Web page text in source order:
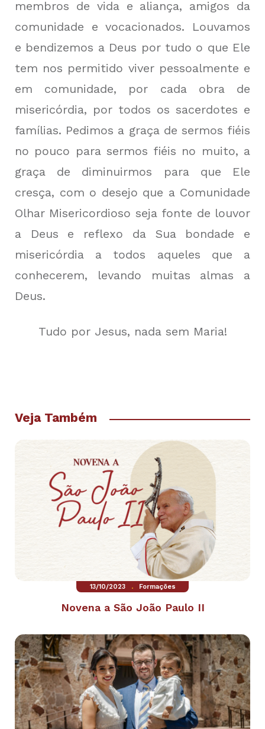
membros de vida e aliança, amigos da
comunidade e vocacionados. Louvamos
e bendizemos a Deus por tudo o que Ele
tem nos permitido viver pessoalmente e
em comunidade, por cada obra de
misericórdia, por todos os sacerdotes e
famílias. Pedimos a graça de sermos fiéis
no pouco para sermos fiéis no muito, a
graça de diminuirmos para que Ele
cresça, com o desejo que a Comunidade
Olhar Misericordioso seja fonte de louvor
a Deus e reflexo da Sua bondade e
misericórdia a todos aqueles que a
conhecerem, levando muitas almas a
Deus.
Tudo por Jesus, nada sem Maria!
Veja Também
13/10/2023 . Formações
Novena a São João Paulo II